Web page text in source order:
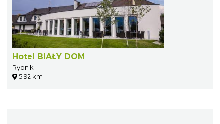
Hotel BIAŁY DOM
Rybnik
5.92 km